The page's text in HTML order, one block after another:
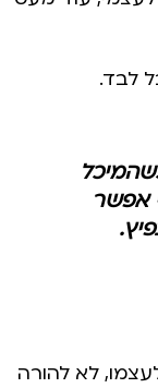
לבד.
אפשר
לא להורה